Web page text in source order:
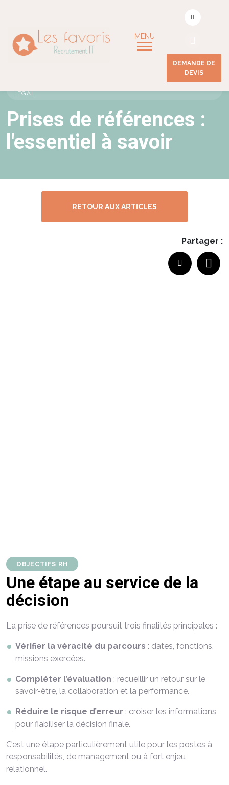
DEMANDE DE
DEVIS
PRISES DE RÉFÉRENCES : OBJECTIFS ET CADRE
LÉGAL
Prises de références :
l'essentiel à savoir
RETOUR AUX ARTICLES
Partager :
OBJECTIFS RH
Une étape au service de la
décision
La prise de références poursuit trois finalités principales :
Vérifier la véracité du parcours : dates, fonctions,
missions exercées.
Compléter l’évaluation : recueillir un retour sur le
savoir-être, la collaboration et la performance.
Réduire le risque d’erreur : croiser les informations
pour fiabiliser la décision finale.
C’est une étape particulièrement utile pour les postes à
responsabilités, de management ou à fort enjeu
relationnel.